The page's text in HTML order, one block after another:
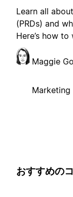
Learn all
(PRDs) and
Here’s how
Maggie
Marketing
おすすめの